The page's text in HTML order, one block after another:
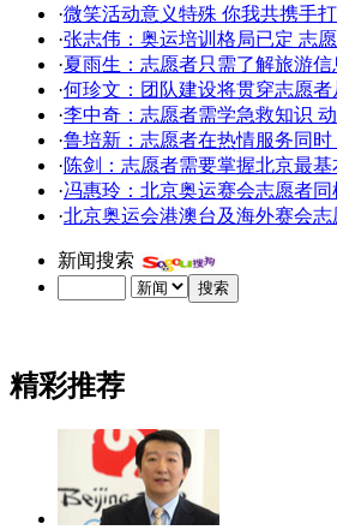
·微笑活动意义特殊 你我共携手
·张志伟：奥运培训格局已定 志
·夏雨生：志愿者只需了解旅游
·何珍文：团队建设将贯穿志愿
·李中奇：志愿者需学急救知识
·鲁培新：志愿者在热情服务同
·陈剑：志愿者需要掌握北京最
·冯惠玲：北京奥运赛会志愿者
·北京奥运会港澳台及海外赛会
新闻搜索
精彩推荐